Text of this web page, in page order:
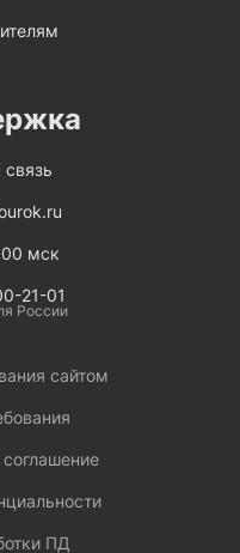
мск
21-01
России
сайтом
ПД